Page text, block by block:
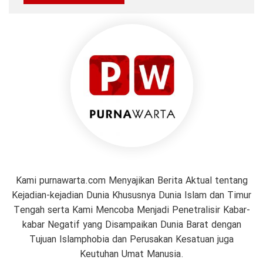
Kami purnawarta.com Menyajikan Berita Aktual tentang
Kejadian-kejadian Dunia Khususnya Dunia Islam dan Timur
Tengah serta Kami Mencoba Menjadi Penetralisir Kabar-
kabar Negatif yang Disampaikan Dunia Barat dengan
Tujuan Islamphobia dan Perusakan Kesatuan juga
Keutuhan Umat Manusia.